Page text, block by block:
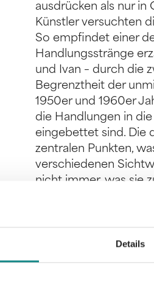
Details
ausdrücken als nur in
Künstler versuchten
So empfindet einer
Handlungsstränge
und Ivan – durch die
Begrenztheit der
1950er und 1960er
die Handlungen in
eingebettet sind. Die
zentralen Punkten,
verschiedenen
nicht immer, was sie
Wahrheit. Mit
dieser Roman in
Wahrnehmung,
des Todes. Wie
Leben auf? Und wie